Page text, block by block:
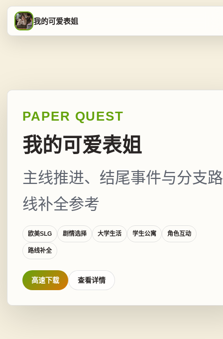
我的可爱表姐
PAPER QUEST
我的可爱表姐
主线推进、结尾事件与分支路
线补全参考
欧美SLG 剧情选择 大学生活 学生公寓 角色互动
路线补全
高速下载 查看详情